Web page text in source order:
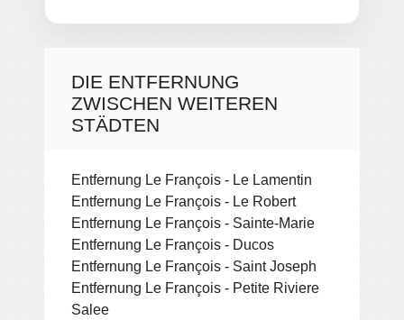
DIE ENTFERNUNG
ZWISCHEN WEITEREN
STÄDTEN
Entfernung Le François - Le Lamentin
Entfernung Le François - Le Robert
Entfernung Le François - Sainte-Marie
Entfernung Le François - Ducos
Entfernung Le François - Saint Joseph
Entfernung Le François - Petite Riviere
Salee